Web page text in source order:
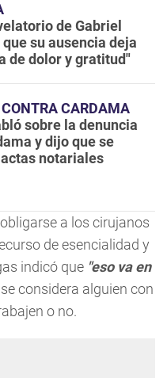
de Gabriel
su ausencia deja
de dolor y gratitud"
CARDAMA
sobre la denuncia
y dijo que se
notariales
a los cirujanos
de esencialidad y
indicó que "eso va en
considera alguien con
o no.